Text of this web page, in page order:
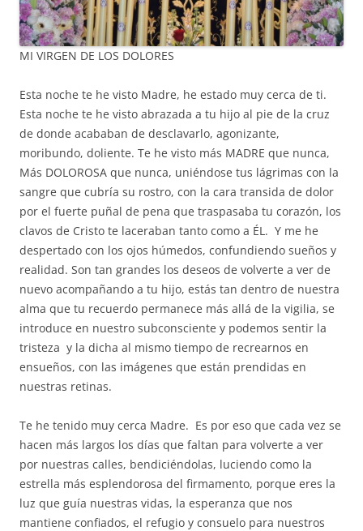
MI VIRGEN DE LOS DOLORES
Esta noche te he visto Madre, he estado muy cerca de ti.
Esta noche te he visto abrazada a tu hijo al pie de la cruz
de donde acababan de desclavarlo, agonizante,
moribundo, doliente. Te he visto más MADRE que nunca,
Más DOLOROSA que nunca, uniéndose tus lágrimas con la
sangre que cubría su rostro, con la cara transida de dolor
por el fuerte puñal de pena que traspasaba tu corazón, los
clavos de Cristo te laceraban tanto como a ÉL. Y me he
despertado con los ojos húmedos, confundiendo sueños y
realidad. Son tan grandes los deseos de volverte a ver de
nuevo acompañando a tu hijo, estás tan dentro de nuestra
alma que tu recuerdo permanece más allá de la vigilia, se
introduce en nuestro subconsciente y podemos sentir la
tristeza y la dicha al mismo tiempo de recrearnos en
ensueños, con las imágenes que están prendidas en
nuestras retinas.
Te he tenido muy cerca Madre. Es por eso que cada vez se
hacen más largos los días que faltan para volverte a ver
por nuestras calles, bendiciéndolas, luciendo como la
estrella más esplendorosa del firmamento, porque eres la
luz que guía nuestras vidas, la esperanza que nos
mantiene confiados, el refugio y consuelo para nuestros